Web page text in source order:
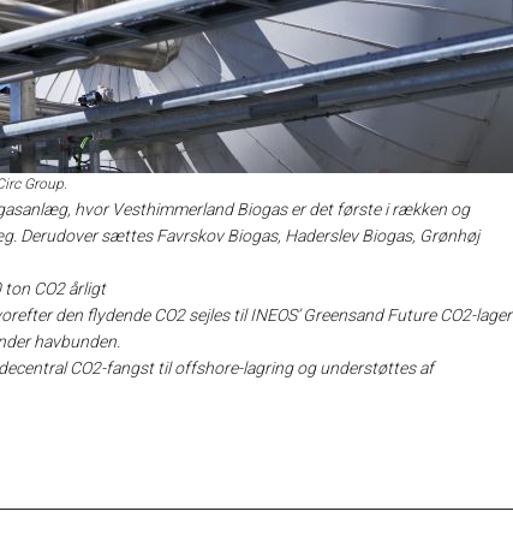
Group.
hvor Vesthimmerland Biogas er det første i rækken og
Derudover sættes Favrskov Biogas, Haderslev Biogas, Grønhøj
ton CO2 årligt
den flydende CO2 sejles til INEOS’ Greensand Future CO2-lager
havbunden.
CO2-fangst til offshore-lagring og understøttes af